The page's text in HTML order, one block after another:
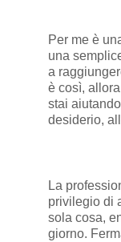
Per me è
una
a
è così,
stai
desiderio,
La
privilegio di
sola cosa,
giorno.